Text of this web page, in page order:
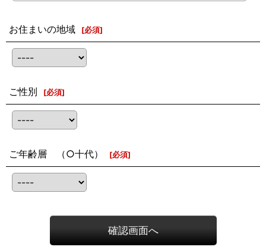
お住まいの地域 [必須]
ご性別 [必須]
ご年齢層 （○十代） [必須]
確認画面へ